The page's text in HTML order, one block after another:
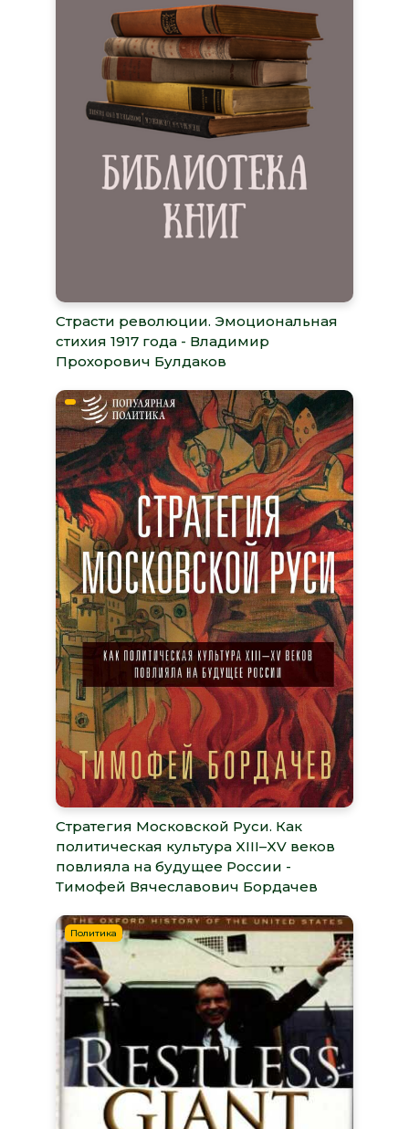
Страсти революции. Эмоциональная
стихия 1917 года - Владимир
Прохорович Булдаков
Стратегия Московской Руси. Как
политическая культура XIII–XV веков
повлияла на будущее России -
Тимофей Вячеславович Бордачев
Политика